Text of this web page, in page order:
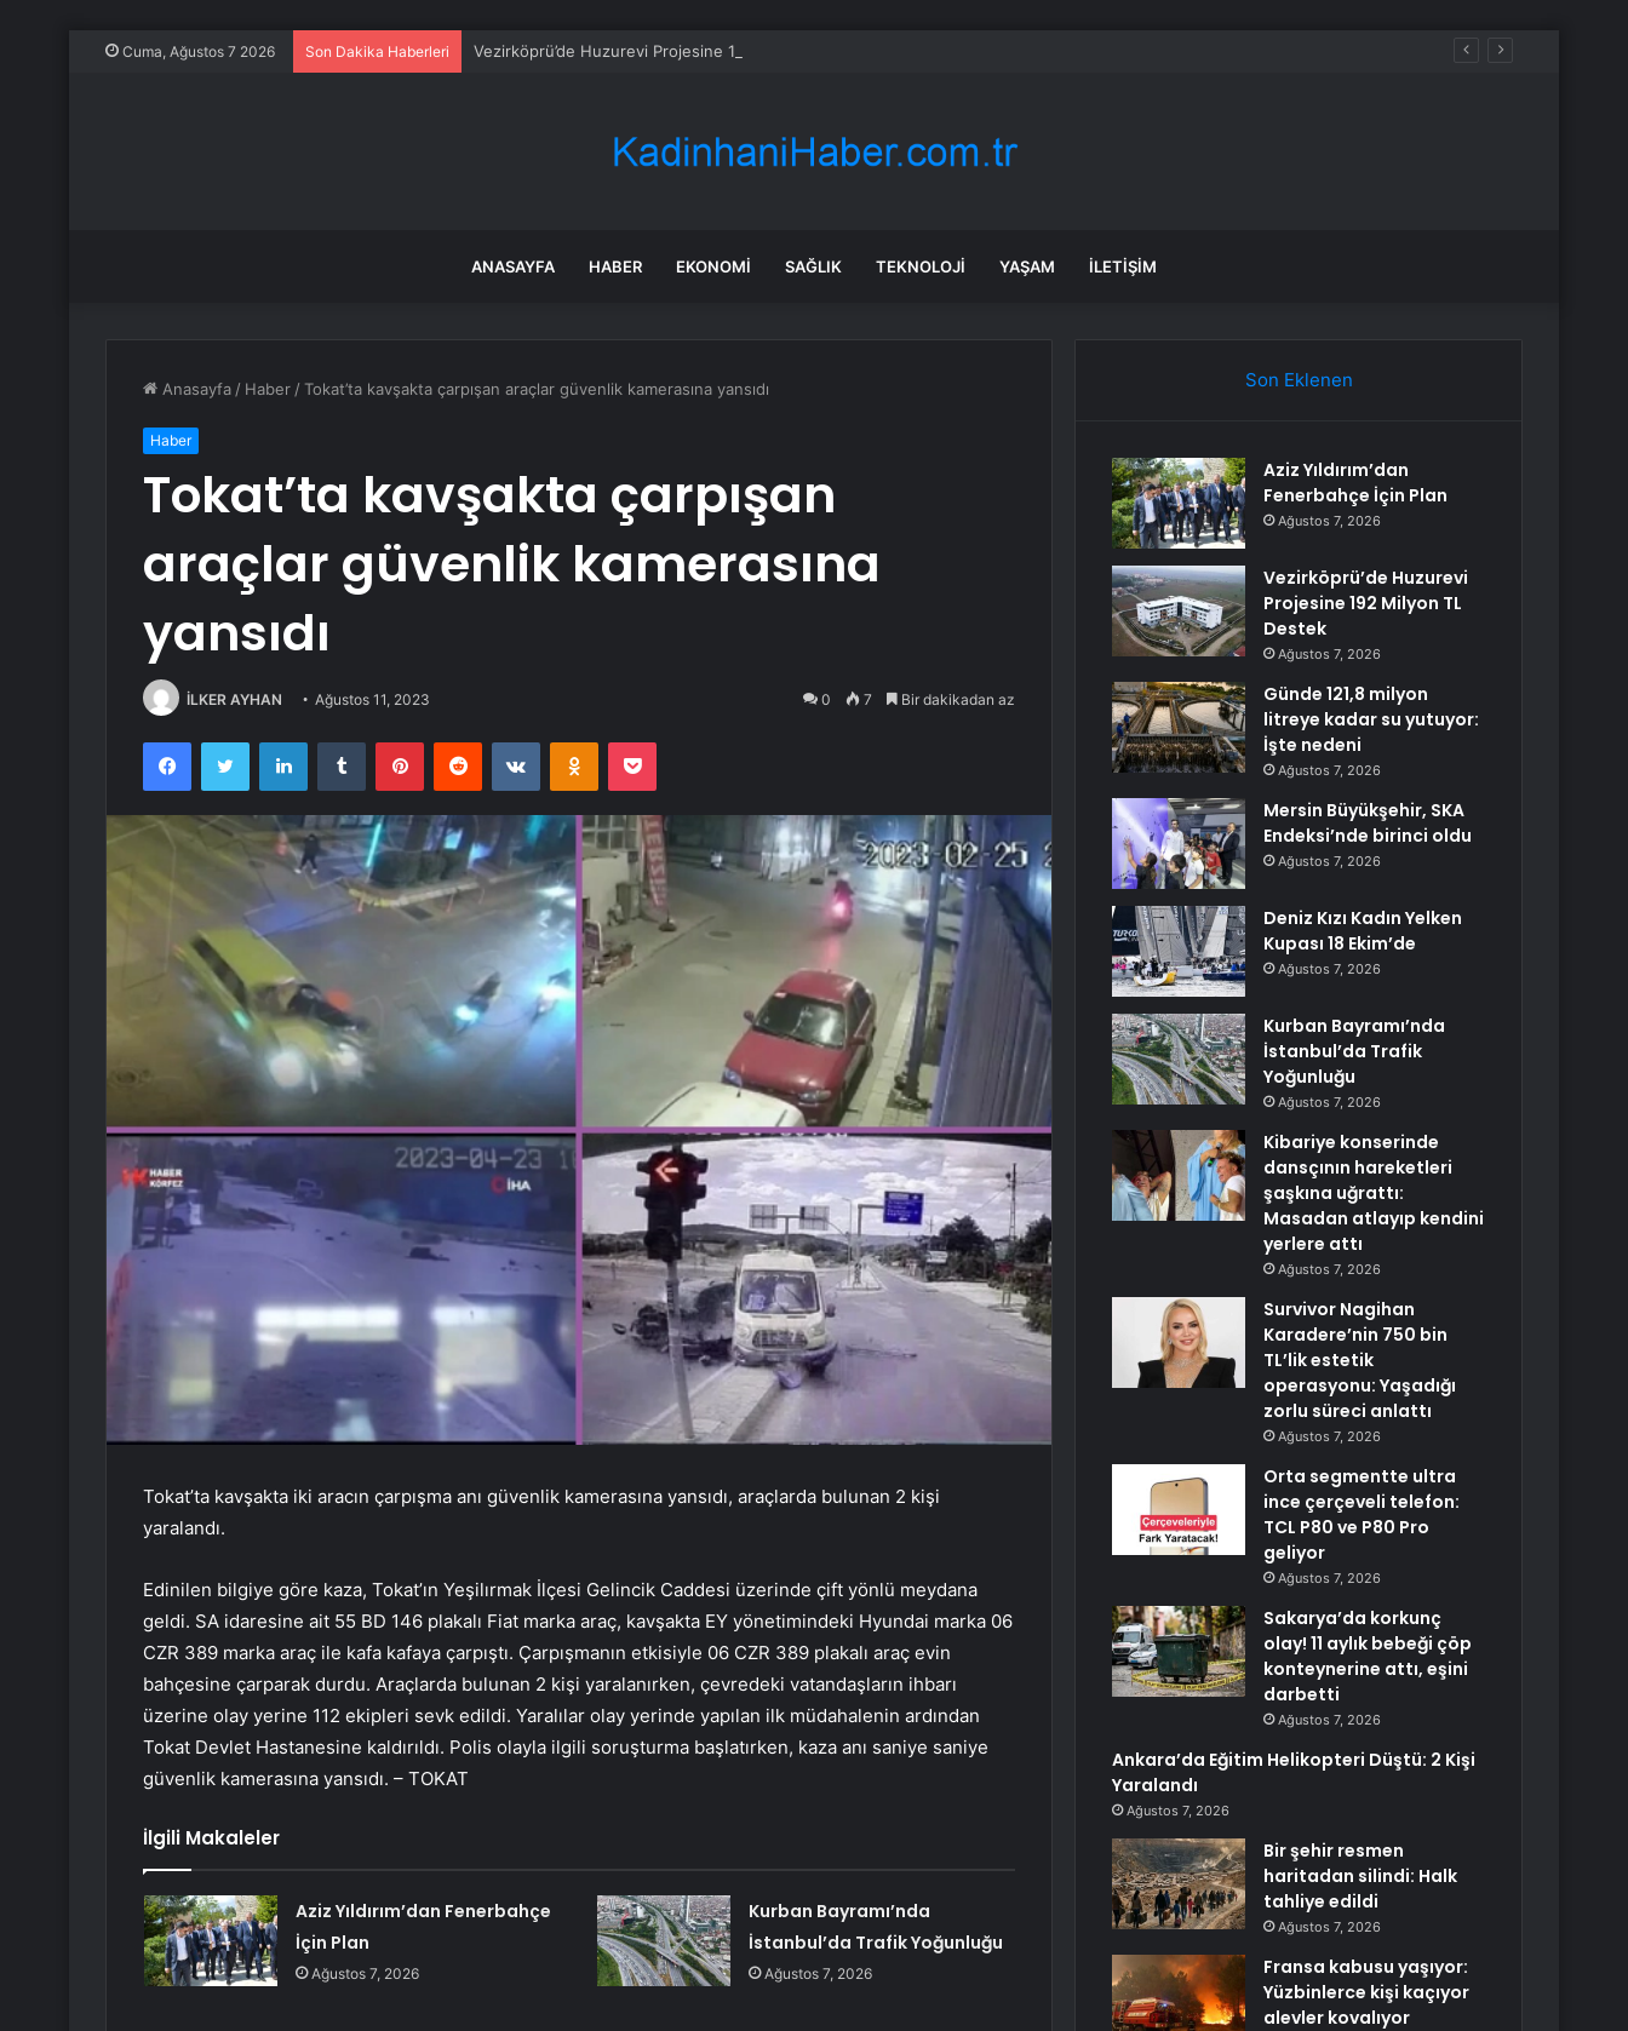
Cuma, Ağustos 7 2026 Son Dakika Haberleri Vezirköprü’de Huzurevi Projesine 192 Milyon TL Destek
ANASAYFA HABER EKONOMI SAĞLIK TEKNOLOJI YAŞAM İLETIŞIM
Anasayfa / Haber /Tokat’ta kavşakta çarpışan araçlar güvenlik kamerasına yansıdı
Haber
Tokat’ta kavşakta çarpışan
araçlar güvenlik kamerasına
yansıdı
İLKER AYHAN Ağustos 11, 2023 0 7 Bir dakikadan az
FacebookTwitter LinkedInTumblr PinterestReddit VKontakteOdnoklassniki
Pocket
Tokat’ta kavşakta iki aracın çarpışma anı güvenlik kamerasına yansıdı, araçlarda bulunan 2 kişi
yaralandı.
Edinilen bilgiye göre kaza, Tokat’ın Yeşilırmak İlçesi Gelincik Caddesi üzerinde çift yönlü meydana
geldi. SA idaresine ait 55 BD 146 plakalı Fiat marka araç, kavşakta EY yönetimindeki Hyundai marka 06
CZR 389 marka araç ile kafa kafaya çarpıştı. Çarpışmanın etkisiyle 06 CZR 389 plakalı araç evin
bahçesine çarparak durdu. Araçlarda bulunan 2 kişi yaralanırken, çevredeki vatandaşların ihbarı
üzerine olay yerine 112 ekipleri sevk edildi. Yaralılar olay yerinde yapılan ilk müdahalenin ardından
Tokat Devlet Hastanesine kaldırıldı. Polis olayla ilgili soruşturma başlatırken, kaza anı saniye saniye
güvenlik kamerasına yansıdı. – TOKAT
İlgili Makaleler
Aziz Yıldırım’dan Fenerbahçe
İçin Plan
Ağustos 7, 2026
Kurban Bayramı’nda
İstanbul’da Trafik Yoğunluğu
Ağustos 7, 2026
Son Eklenen
Aziz Yıldırım’dan
Fenerbahçe İçin Plan
Ağustos 7, 2026
Vezirköprü’de Huzurevi
Projesine 192 Milyon TL
Destek
Ağustos 7, 2026
Günde 121,8 milyon
litreye kadar su yutuyor:
İşte nedeni
Ağustos 7, 2026
Mersin Büyükşehir, SKA
Endeksi’nde birinci oldu
Ağustos 7, 2026
Deniz Kızı Kadın Yelken
Kupası 18 Ekim’de
Ağustos 7, 2026
Kurban Bayramı’nda
İstanbul’da Trafik
Yoğunluğu
Ağustos 7, 2026
Kibariye konserinde
dansçının hareketleri
şaşkına uğrattı:
Masadan atlayıp kendini
yerlere attı
Ağustos 7, 2026
Survivor Nagihan
Karadere’nin 750 bin
TL’lik estetik
operasyonu: Yaşadığı
zorlu süreci anlattı
Ağustos 7, 2026
Orta segmentte ultra
ince çerçeveli telefon:
TCL P80 ve P80 Pro
geliyor
Ağustos 7, 2026
Sakarya’da korkunç
olay! 11 aylık bebeği çöp
konteynerine attı, eşini
darbetti
Ağustos 7, 2026
Ankara’da Eğitim Helikopteri Düştü: 2 Kişi
Yaralandı
Ağustos 7, 2026
Bir şehir resmen
haritadan silindi: Halk
tahliye edildi
Ağustos 7, 2026
Fransa kabusu yaşıyor:
Yüzbinlerce kişi kaçıyor
alevler kovalıyor